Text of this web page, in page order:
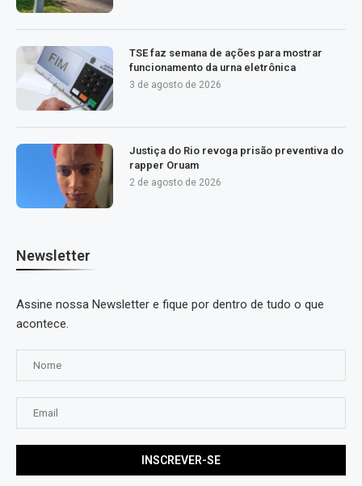
TSE faz semana de ações para mostrar
funcionamento da urna eletrônica
3 de agosto de 2026
Justiça do Rio revoga prisão preventiva do
rapper Oruam
2 de agosto de 2026
Newsletter
Assine nossa Newsletter e fique por dentro de tudo o que
acontece.